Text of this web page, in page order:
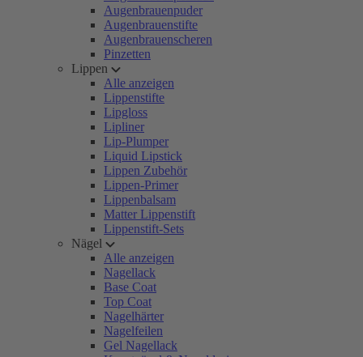
Augenbrauenpuder
Augenbrauenstifte
Augenbrauenscheren
Pinzetten
Lippen
Alle anzeigen
Lippenstifte
Lipgloss
Lipliner
Lip-Plumper
Liquid Lipstick
Lippen Zubehör
Lippen-Primer
Lippenbalsam
Matter Lippenstift
Lippenstift-Sets
Nägel
Alle anzeigen
Nagellack
Base Coat
Top Coat
Nagelhärter
Nagelfeilen
Gel Nagellack